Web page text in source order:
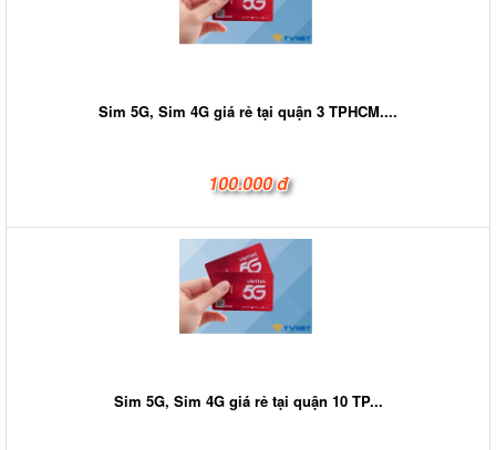
Sim 5G, Sim 4G giá rẻ tại quận 3 TPHCM....
100.000 đ
Sim 5G, Sim 4G giá rẻ tại quận 10 TP...